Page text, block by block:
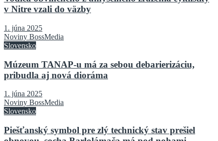
v Nitre vzali do väzby
1. júna 2025
Noviny BossMedia
Slovensko
Múzeum TANAP-u má za sebou debarierizáciu,
pribudla aj nová dioráma
1. júna 2025
Noviny BossMedia
Slovensko
Piešťanský symbol pre zlý technický stav prešiel